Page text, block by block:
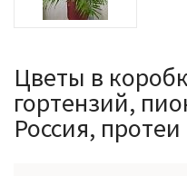
Цветы в
гортензий,
Россия, протеи